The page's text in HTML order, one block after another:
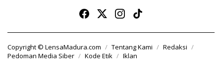
Copyright © LensaMadura.com Tentang Kami
Redaksi
Pedoman Media Siber
Kode Etik Iklan